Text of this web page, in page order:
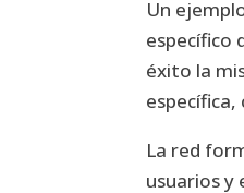
Un
específico
éxito la
La red
usuarios y